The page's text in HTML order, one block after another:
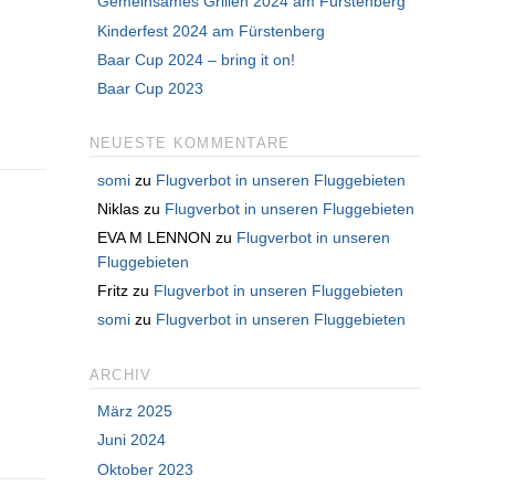
Kinderfest 2024 am Fürstenberg
Baar Cup 2024 – bring it on!
Baar Cup 2023
NEUESTE KOMMENTARE
somi zu Flugverbot in unseren Fluggebieten
Niklas zu Flugverbot in unseren Fluggebieten
EVA M LENNON zu Flugverbot in unseren
Fluggebieten
Fritz zu Flugverbot in unseren Fluggebieten
somi zu Flugverbot in unseren Fluggebieten
ARCHIV
März 2025
Juni 2024
Oktober 2023